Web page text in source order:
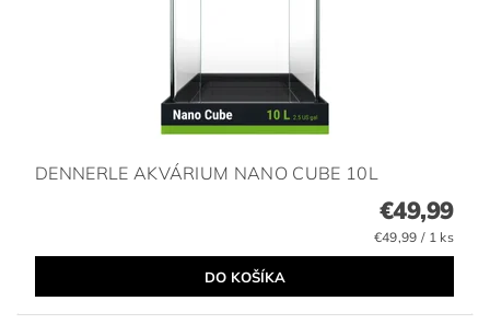
DENNERLE AKVÁRIUM NANO CUBE 10L
€49,99
€49,99 / 1 ks